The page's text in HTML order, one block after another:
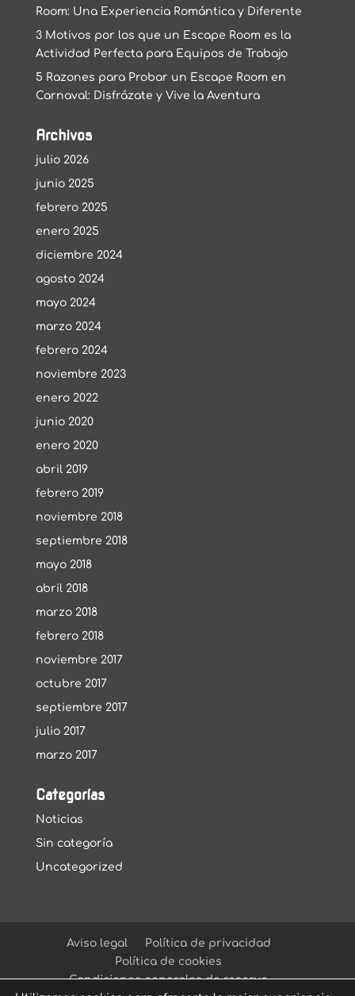
Room: Una Experiencia Romántica y Diferente
3 Motivos por los que un Escape Room es la
Actividad Perfecta para Equipos de Trabajo
5 Razones para Probar un Escape Room en
Carnaval: Disfrázate y Vive la Aventura
Archivos
julio 2026
junio 2025
febrero 2025
enero 2025
diciembre 2024
agosto 2024
mayo 2024
marzo 2024
febrero 2024
noviembre 2023
enero 2022
junio 2020
enero 2020
abril 2019
febrero 2019
noviembre 2018
septiembre 2018
mayo 2018
abril 2018
marzo 2018
febrero 2018
noviembre 2017
octubre 2017
septiembre 2017
julio 2017
marzo 2017
Categorías
Noticias
Sin categoría
Uncategorized
Aviso legal
Política de privacidad
Política de cookies
Condiciones generales de reserva